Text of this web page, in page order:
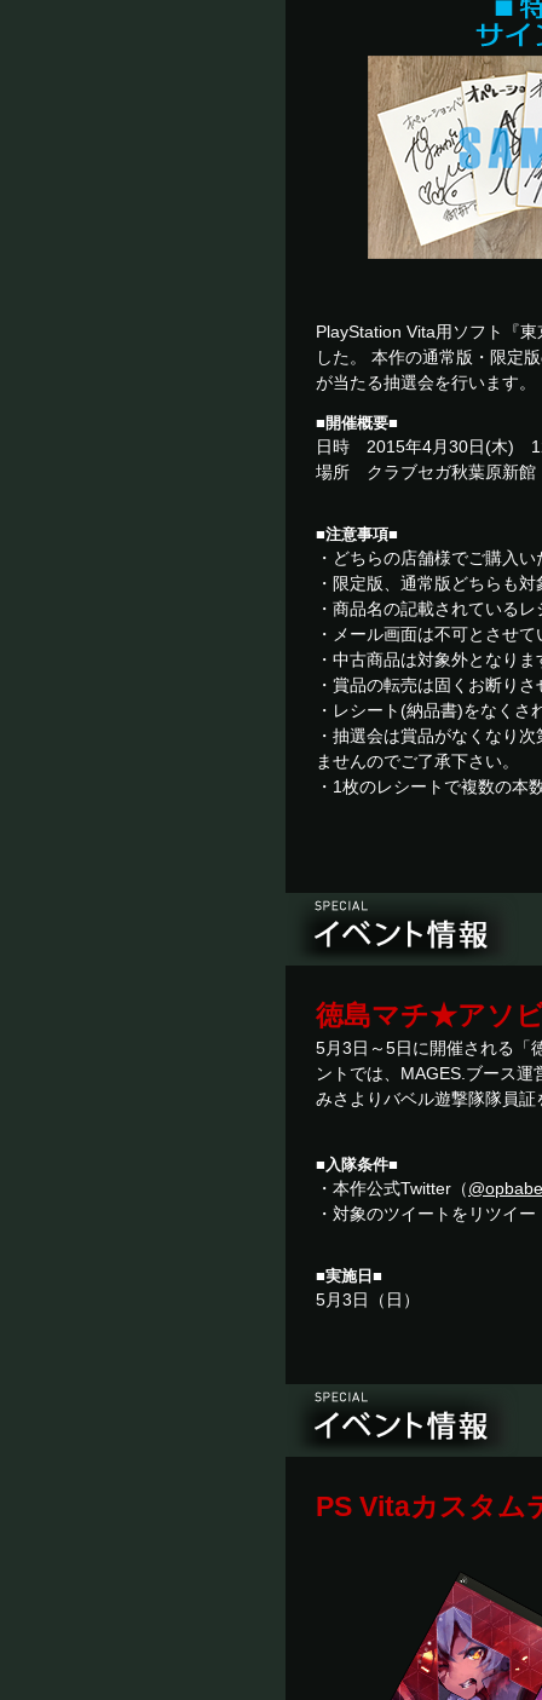
PlayStation Vita用ソフト『
した。 本作の通常版・限定
が当たる抽選会を行います。
■開催概要■
日時 2015年4月30日(木)
場所 クラブセガ秋葉原新館
■注意事項■
・どちらの店舗様でご購入
・限定版、通常版どちらも
・商品名の記載されている
・メール画面は不可とさせ
・中古商品は対象外となりま
・賞品の転売は固くお断り
・レシート(納品書)をなく
・抽選会は賞品がなくなり
ませんのでご了承下さい。
・1枚のレシートで複数の本
徳島マチ★アソ
5月3日～5日に開催される「
ントでは、MAGES.ブース
みさよりバベル遊撃隊隊員
■入隊条件■
・本作公式Twitter（
・対象のツイートをリツイー
■実施日■
5月3日（日）
PS Vitaカスタム